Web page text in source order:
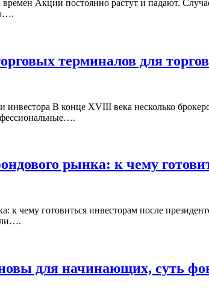
Акции постоянно растут и падают.
терминалов для
инвестора В конце XVIII века несколько
рынка: к чему
к чему готовиться инвесторам после
для начинающих, суть